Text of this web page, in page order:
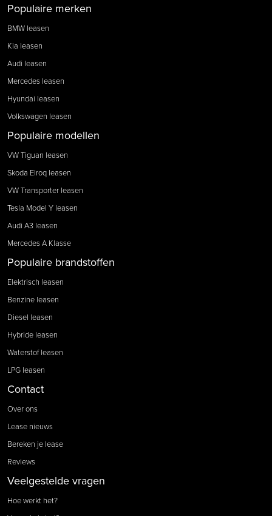
Populaire merken
BMW leasen
Kia leasen
Audi leasen
Mercedes leasen
Hyundai leasen
Volkswagen leasen
Populaire modellen
VW Tiguan leasen
Skoda Elroq leasen
VW Transporter leasen
Tesla Model Y leasen
Audi A3 leasen
Mercedes A Klasse
Populaire brandstoffen
Elektrisch leasen
Benzine leasen
Diesel leasen
Hybride leasen
Waterstof leasen
LPG leasen
Contact
Over ons
Lease nieuws
Bereken je lease
Reviews
Veelgestelde vragen
Hoe werkt het?